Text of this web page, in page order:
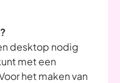
desktop nodig
met een
het maken van